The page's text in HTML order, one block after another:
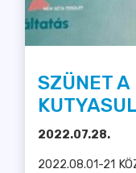
SZÜNET A
2022.07.28.
2022.08.01-21